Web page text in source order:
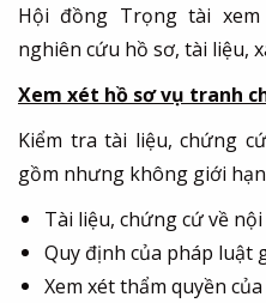
Hội đồng Trọng tài
nghiên cứu hồ sơ, tài liệu,
Xem xét hồ sơ vụ tranh
Kiểm tra tài liệu, chứng
gồm nhưng không giới
Tài liệu, chứng cứ về
Quy định của pháp luật
Xem xét thẩm quyền của